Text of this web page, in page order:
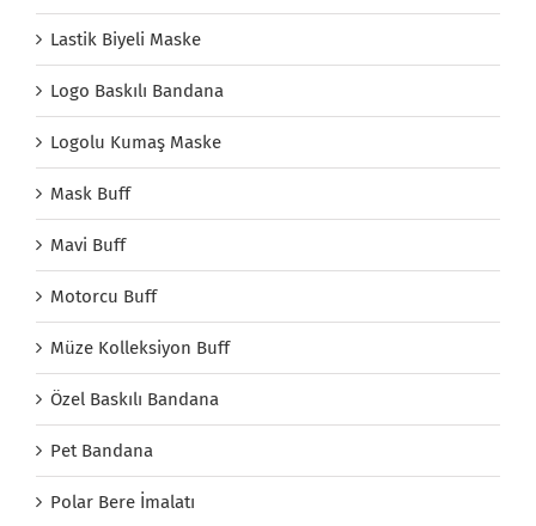
Lastik Biyeli Maske
Logo Baskılı Bandana
Logolu Kumaş Maske
Mask Buff
Mavi Buff
Motorcu Buff
Müze Kolleksiyon Buff
Özel Baskılı Bandana
Pet Bandana
Polar Bere İmalatı